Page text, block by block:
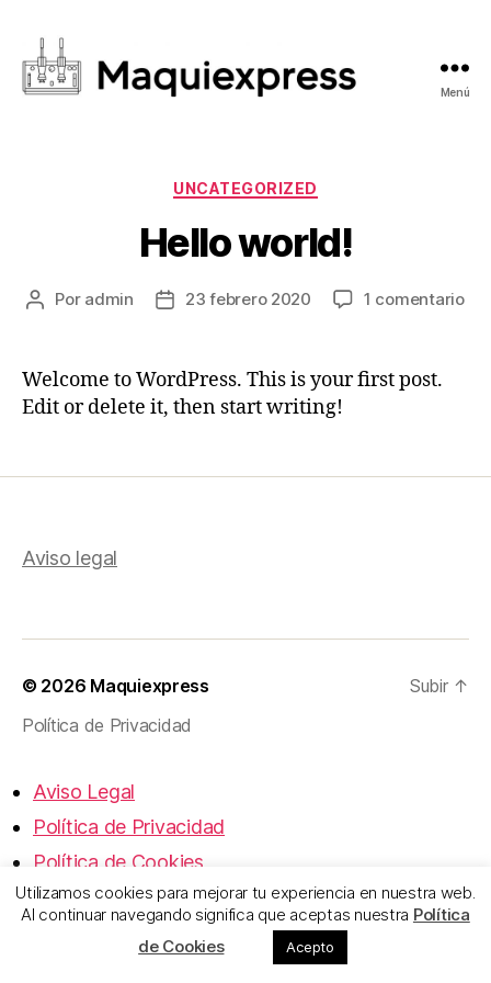
Menú
Categorías
UNCATEGORIZED
Hello world!
Autor
entrada
Por admin
Fecha
entrada
23 febrero 2020 1 comentarioen
Welcome to WordPress. This is your first post.
Edit or delete it, then start writing!
Aviso legal
© 2026 Maquiexpress
Política de Privacidad
Subir ↑
Utilizamos cookies para mejorar tu experiencia en nuestra web.
Al continuar navegando significa que aceptas nuestra Política
de Cookies
Acepto
Aviso Legal
Política de Privacidad
Política de Cookies